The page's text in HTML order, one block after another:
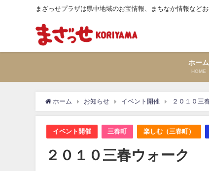
まざっせプラザは県中地域のお宝情報、まちなか情報など
ホーム
HOME
ホーム お知らせ イベント開催 ２０１０三
イベント開催 三春町 楽しむ（三春町）
２０１０三春ウォーク